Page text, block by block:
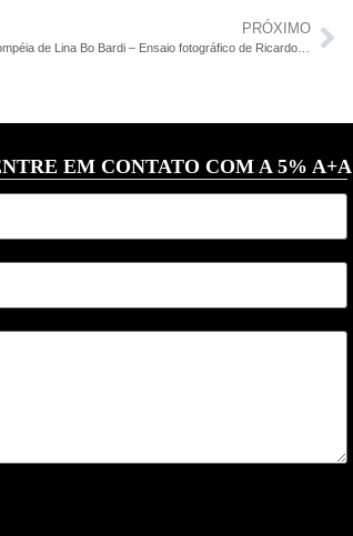
PRÓXIMO
Sesc Pompéia de Lina Bo Bardi – Ensaio fotográfico de Ricardo Carranza
EM CONTATO COM A 5% A+A